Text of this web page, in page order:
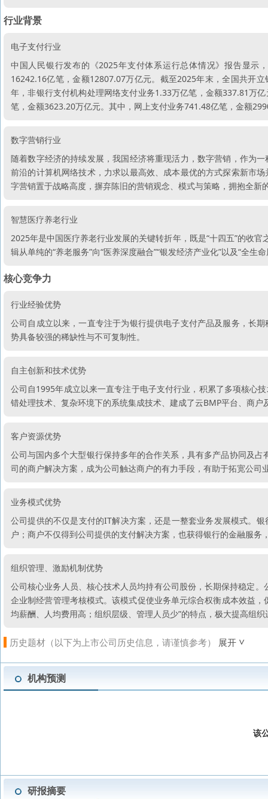
行业背景
电子支付行业
中国人民银行发布的《2025年支付体系运行总体情况》报告显示
16242.16亿笔，金额12807.07万亿元。截至2025年末，全国共开
年，非银行支付机构处理网络支付业务1.33万亿笔，金额337.81万
笔，金额3623.20万亿元。其中，网上支付业务741.48亿笔，金额
数字营销行业
随着数字经济的持续发展，我国经济将重现活力，数字营销，作为
前沿的计算机网络技术，力求以最高效、成本最优的方式探索新市
字营销置于战略高度，摒弃陈旧的营销观念、模式与策略，拥抱全新
智慧医疗养老行业
2025年是中国医疗养老行业发展的关键转折年，既是“十四五”的收
辑从单纯的“养老服务”向“医养深度融合”“银发经济产业化”以及“全生
核心竞争力
行业经验优势
公司自成立以来，一直专注于为银行提供电子支付产品及服务，长
势具备较强的稀缺性与不可复制性。
自主创新和技术优势
公司自1995年成立以来一直专注于电子支付行业，积累了多项核心
错处理技术、复杂环境下的系统集成技术、建成了云BMP平台、商
客户资源优势
公司与国内多个大型银行保持多年的合作关系，具有多产品协同及
司的商户解决方案，成为公司触达商户的有力手段，有助于拓宽公
业务模式优势
公司提供的不仅是支付的IT解决方案，还是一整套业务发展模式。
户；商户不仅得到公司提供的支付解决方案，也获得银行的金融服
组织管理、激励机制优势
公司核心业务人员、核心技术人员均持有公司股份，长期保持稳定。
企业制经营管理考核模式。该模式促使业务单元综合权衡成本效益
均薪酬、人均费用高；组织层级、管理人员少”的特点，极大提高组织
历史题材（以下为上市公司历史信息，请谨慎参考） 展开
机构预测
该
研报摘要